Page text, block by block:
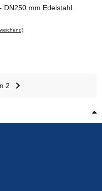
DN250 mm Edelstahl
2